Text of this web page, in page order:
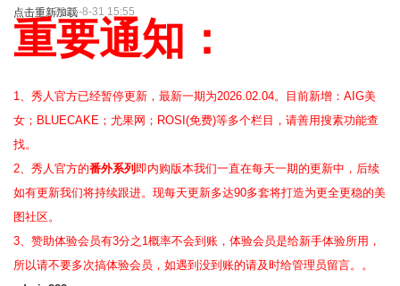
点击重新加载2025-8-31 15:55
重要通知：
1、秀人官方已经暂停更新，最新一期为2026.02.04。目前新增：AIG美
女；BLUECAKE；尤果网；ROSI(免费)等多个栏目，请善用搜素功能查
找。
2、 秀人官方的番外系列 即内购版本我们一直在每天一期的更新中，后续
如有更新我们将持续跟进。现每天更新多达90多套将打造为更全更稳的美
图社区。
3、赞助体验会员有3分之1概率不会到账，体验会员是给新手体验所用，
所以请不要多次搞体验会员，如遇到没到账的请及时给管理员留言。。